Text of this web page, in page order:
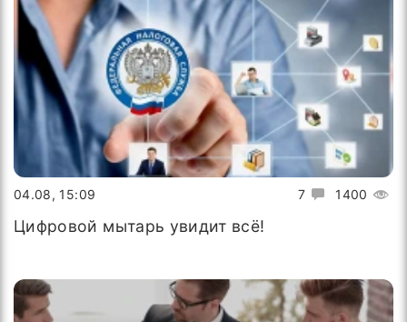
7 1400
04.08, 15:09
Цифровой мытарь увидит всё!